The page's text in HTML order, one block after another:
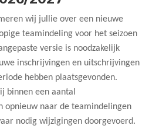
wij jullie over een nieuwe
teamindeling voor het seizoen
versie is noodzakelijk
inschrijvingen en uitschrijvingen
hebben plaatsgevonden.
binnen een aantal
opnieuw naar de teamindelingen
nodig wijzigingen doorgevoerd.